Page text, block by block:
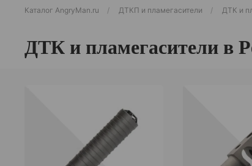
Каталог AngryMan.ru ДТКП и пламегасители ДТК и
ДТК и пламегасители в